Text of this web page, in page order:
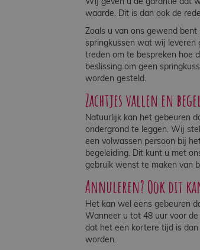
Wij geven u de garantie dat
waarde. Dit is dan ook de
Zoals u van ons gewend
springkussen wat wij leveren
treden om te bespreken hoe
beslissing om geen
worden gesteld.
Zachtjes vallen en
Natuurlijk kan het gebeuren
ondergrond te leggen. Wij
een volwassen persoon bij
begeleiding. Dit kunt u met
gebruik wenst te maken van
Annuleren? Ook dit
Het kan wel eens gebeuren
Wanneer u tot 48 uur voor
dat het een kortere tijd is
worden.